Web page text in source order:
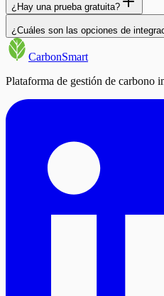
¿Hay una prueba gratuita?
¿Cuáles son las opciones de
CarbonSmart
Plataforma de gestión de carbono